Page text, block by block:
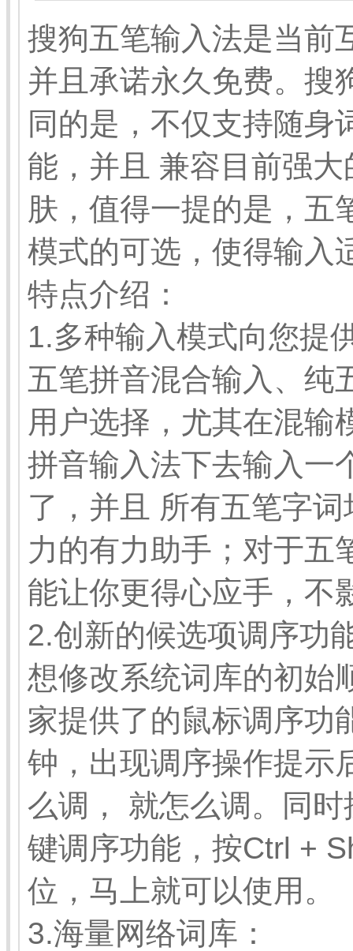
搜狗五笔输入法是当前
并且承诺永久免费。搜
同的是，不仅支持随
能，并且 兼容目前强
肤，值得一提的是，五
模式的可选，使得输入
特点介绍：
1.多种输入模式向您提
五笔拼音混合输入、纯
用户选择，尤其在混输
拼音输入法下去输入一
了，并且 所有五笔字
力的有力助手；对于五
能让你更得心应手，不
2.创新的候选项调序功
想修改系统词库的初始
家提供了的鼠标调序功
钟，出现调序操作提示
么调， 就怎么调。同
键调序功能，按Ctrl +
位，马上就可以使用。
3.海量网络词库：